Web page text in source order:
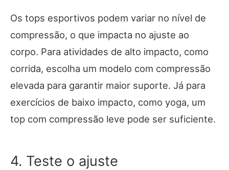
Os tops esportivos podem variar no nível de
compressão, o que impacta no ajuste ao
corpo. Para atividades de alto impacto, como
corrida, escolha um modelo com compressão
elevada para garantir maior suporte. Já para
exercícios de baixo impacto, como yoga, um
top com compressão leve pode ser suficiente.
4. Teste o ajuste